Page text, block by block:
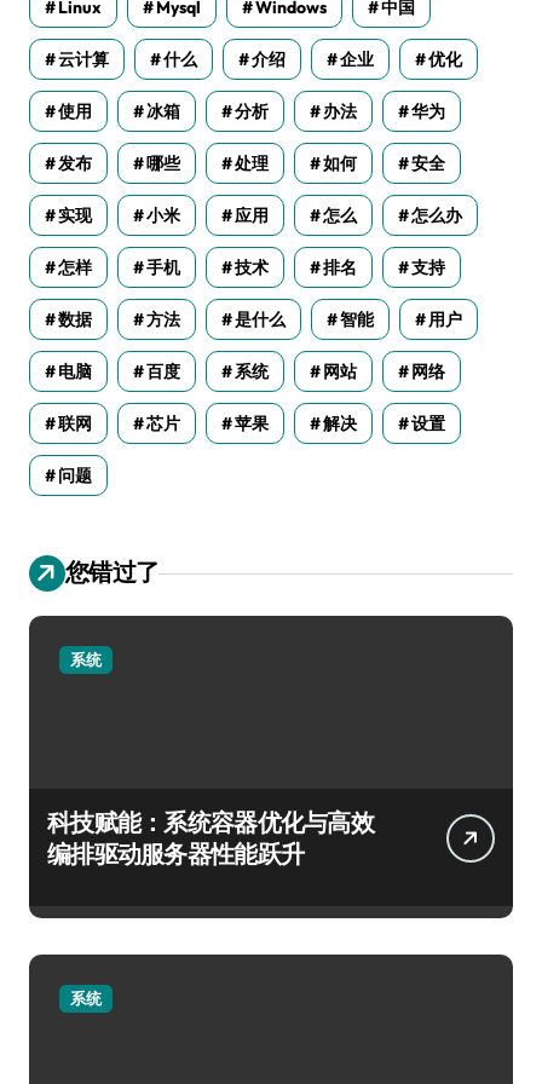
Linux Mysql Windows 中国
云计算 什么 介绍 企业 优化
使用 冰箱 分析 办法 华为
发布 哪些 处理 如何 安全
实现 小米 应用 怎么 怎么办
怎样 手机 技术 排名 支持
数据 方法 是什么 智能 用户
电脑 百度 系统 网站 网络
联网 芯片 苹果 解决 设置
问题
您错过了
系统
科技赋能：系统容器优化与高效
编排驱动服务器性能跃升
系统